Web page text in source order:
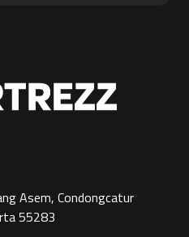
Asem, Condongcatur
55283